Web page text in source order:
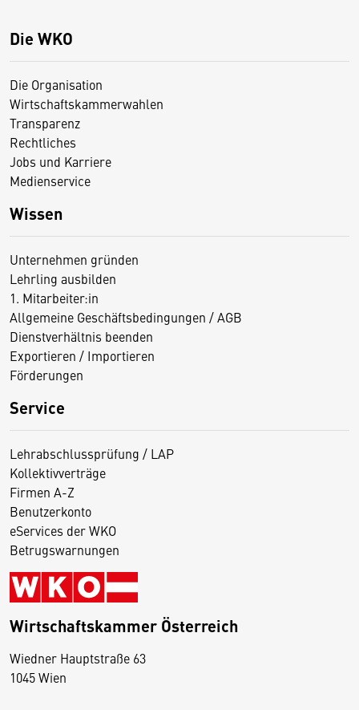
Die WKO
Die Organisation
Wirtschaftskammerwahlen
Transparenz
Rechtliches
Jobs und Karriere
Medienservice
Wissen
Unternehmen gründen
Lehrling ausbilden
1. Mitarbeiter:in
Allgemeine Geschäftsbedingungen / AGB
Dienstverhältnis beenden
Exportieren / Importieren
Förderungen
Service
Lehrabschlussprüfung / LAP
Kollektivverträge
Firmen A-Z
Benutzerkonto
eServices der WKO
Betrugswarnungen
Wirtschaftskammer Österreich
Wiedner Hauptstraße 63
1045 Wien
D